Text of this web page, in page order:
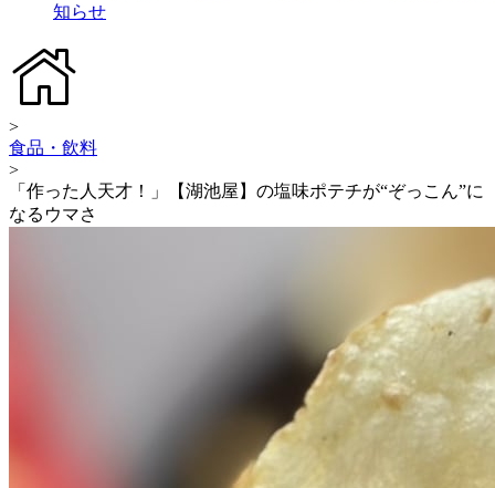
知らせ
>
食品・飲料
>
「作った人天才！」【湖池屋】の塩味ポテチが“ぞっこん”に
なるウマさ